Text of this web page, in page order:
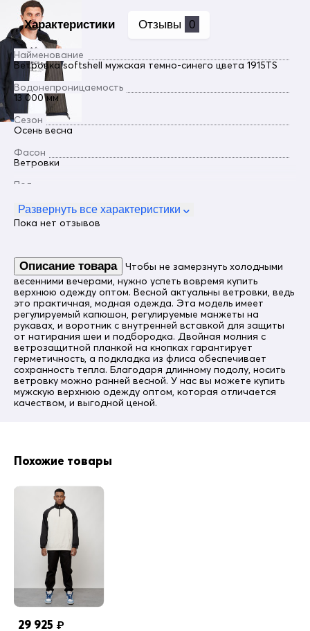
Характеристики Отзывы 0
Найменование
Ветровка softshell мужская темно-синего цвета 1915TS
Водонепроницаемость
13 000 мм
Сезон
Осень весна
Фасон
Ветровки
Пол
Цвет
Темно-синий
Софтшелл (softshell)
Материал подкладки
флис
Тип кармана
прорезной
Утеплитель
отсутствует
Рассчитан
от 0 до + 20 градусов
прямой
плотная
Комплектация
куртка, капюшон
Воротник
стойка
Внутренние карманы
нет
Конструктивность элемента
капюшон
Развернуть все характеристики
Пока нет отзывов
Описание товара
Чтобы не замерзнуть холодными
весенними вечерами, нужно успеть вовремя купить
верхнюю одежду оптом. Весной актуальны ветровки, ведь
это практичная, модная одежда. Эта модель имеет
регулируемый капюшон, регулируемые манжеты на
рукавах, и воротник с внутренней вставкой для защиты
от натирания шеи и подбородка. Двойная молния с
ветрозащитной планкой на кнопках гарантирует
герметичность, а подкладка из флиса обеспечивает
сохранность тепла. Благодаря длинному подолу, носить
ветровку можно ранней весной. У нас вы можете купить
мужскую верхнюю одежду оптом, которая отличается
качеством, и выгодной ценой.
Похожие товары
29 925 ₽